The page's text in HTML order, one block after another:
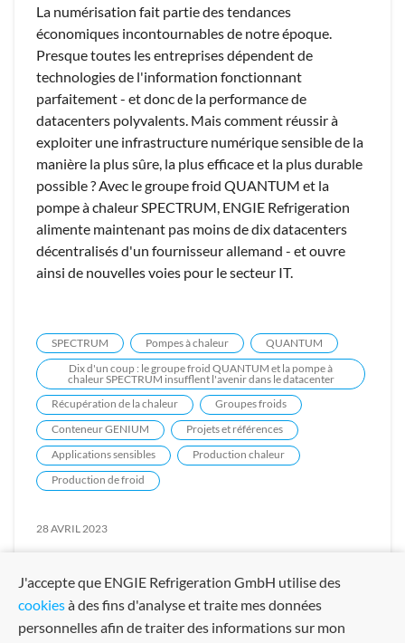
La numérisation fait partie des tendances
économiques incontournables de notre époque.
Presque toutes les entreprises dépendent de
technologies de l'information fonctionnant
parfaitement - et donc de la performance de
datacenters polyvalents. Mais comment réussir à
exploiter une infrastructure numérique sensible de la
manière la plus sûre, la plus efficace et la plus durable
possible ? Avec le groupe froid QUANTUM et la
pompe à chaleur SPECTRUM, ENGIE Refrigeration
alimente maintenant pas moins de dix datacenters
décentralisés d'un fournisseur allemand - et ouvre
ainsi de nouvelles voies pour le secteur IT.
SPECTRUM Pompes à chaleur
QUANTUM
Dix d'un coup : le groupe froid QUANTUM et la pompe à
chaleur SPECTRUM insufflent l'avenir dans le datacenter
Récupération de la chaleur
Groupes froids
Conteneur GENIUM
Projets et références
Applications sensibles
Production chaleur
Production de froid
28 AVRIL 2023
J'accepte que ENGIE Refrigeration GmbH utilise des
cookiesà des fins d'analyse et traite mes données
personnelles afin de traiter des informations sur mon